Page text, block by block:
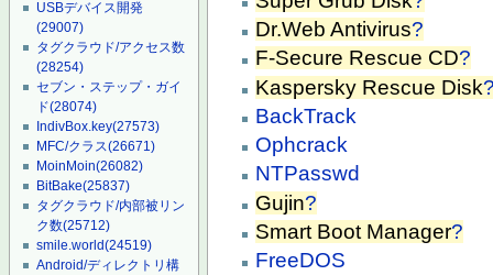
USBデバイス開発
(29007)
タグクラウド/アクセス数
(28254)
セブン・ステップ・ガイ
ド(28074)
IndivBox.key(27573)
MFC/クラス(26671)
MoinMoin(26082)
BitBake(25837)
タグクラウド/内部被リン
ク数(25712)
smile.world(24519)
Android/ディレクトリ構
Dr.Web Antivirus?
F-Secure Rescue CD?
Kaspersky Rescue Disk
BackTrack
Ophcrack
NTPasswd
Gujin?
Smart Boot Manager?
FreeDOS